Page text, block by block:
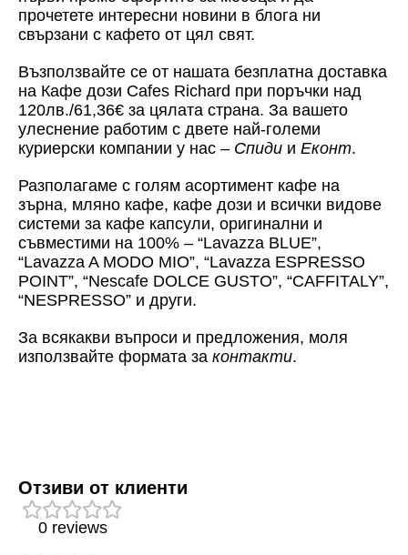
прочетете интересни новини в блога ни
свързани с кафето от цял свят.
Възползвайте се от нашата безплатна доставка
на Кафе дози Cafes Richard при поръчки над
120лв./61,36€ за цялата страна. За вашето
улеснение работим с двете най-големи
куриерски компании у нас – Спиди и Еконт.
Разполагаме с голям асортимент кафе на
зърна, мляно кафе, кафе дози и всички видове
системи за кафе капсули, оригинални и
съвместими на 100% – “Lavazza BLUE”,
“Lavazza A MODO MIO”, “Lavazza ESPRESSO
POINT”, “Nescafe DOLCE GUSTO”, “CAFFITALY”,
“NESPRESSO” и други.
За всякакви въпроси и предложения, моля
използвайте формата за контакти.
Отзиви от клиенти
0 reviews